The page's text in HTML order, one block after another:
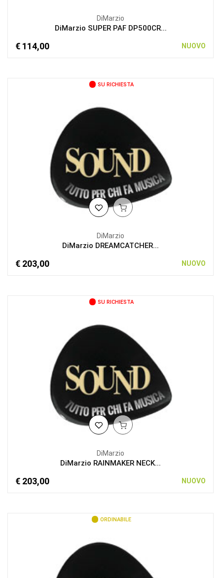
DiMarzio
DiMarzio SUPER PAF DP500CR...
€ 114,00 NUOVO
SU RICHIESTA
DiMarzio
DiMarzio DREAMCATCHER...
€ 203,00 NUOVO
SU RICHIESTA
DiMarzio
DiMarzio RAINMAKER NECK...
€ 203,00 NUOVO
ORDINABILE